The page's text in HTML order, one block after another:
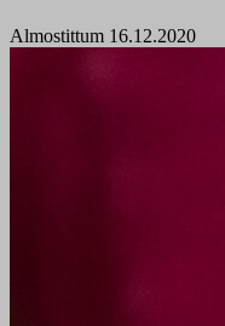
Almostittum 16.12.2020